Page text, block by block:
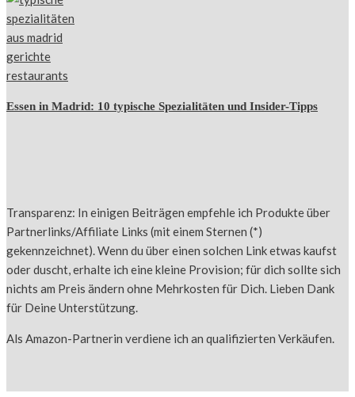
Essen in Madrid: 10 typische Spezialitäten und Insider-Tipps
Transparenz: In einigen Beiträgen empfehle ich Produkte über
Partnerlinks/Affiliate Links (mit einem Sternen (*)
gekennzeichnet). Wenn du über einen solchen Link etwas kaufst
oder duscht, erhalte ich eine kleine Provision; für dich sollte sich
nichts am Preis ändern ohne Mehrkosten für Dich. Lieben Dank
für Deine Unterstützung.
Als Amazon-Partnerin verdiene ich an qualifizierten Verkäufen.